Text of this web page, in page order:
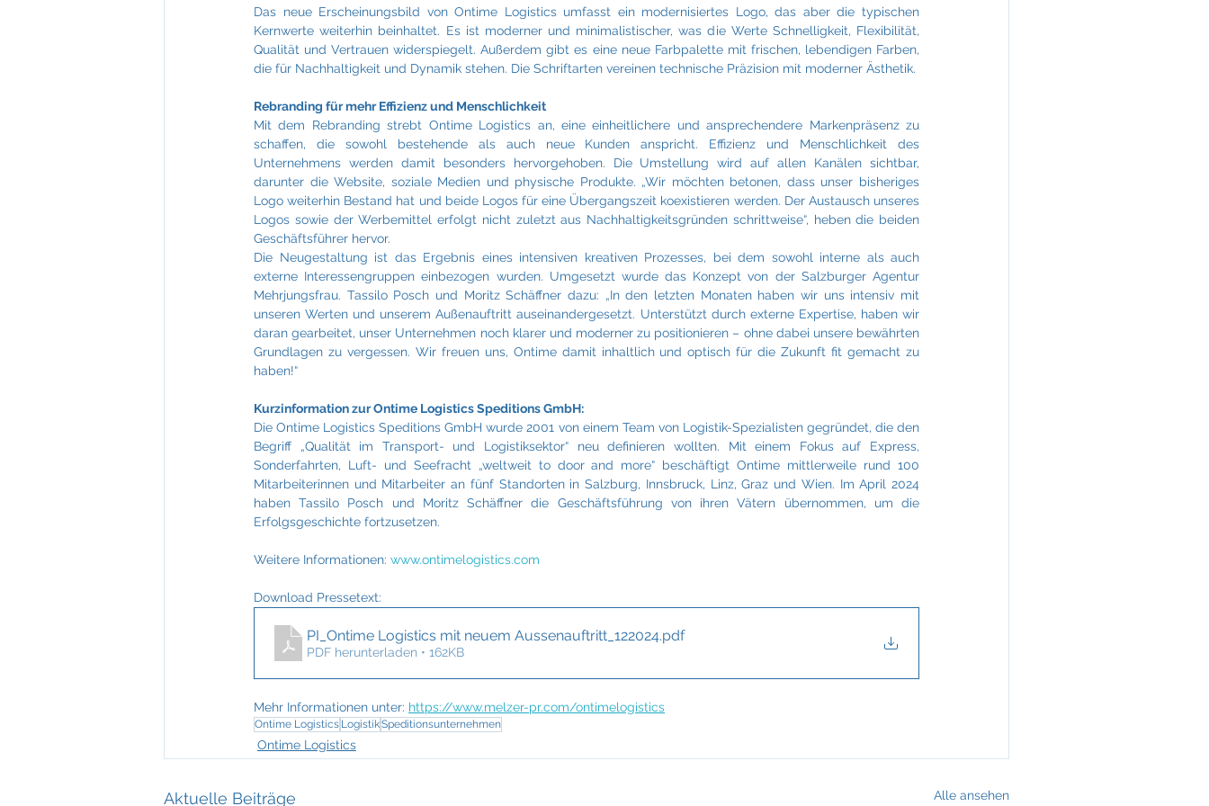
Das neue Erscheinungsbild von Ontime Logistics umfasst ein modernisiertes Logo, das aber die typischen
Kernwerte weiterhin beinhaltet. Es ist moderner und minimalistischer, was die Werte Schnelligkeit, Flexibilität,
Qualität und Vertrauen widerspiegelt. Außerdem gibt es eine neue Farbpalette mit frischen, lebendigen Farben,
die für Nachhaltigkeit und Dynamik stehen. Die Schriftarten vereinen technische Präzision mit moderner Ästhetik.
Rebranding für mehr Effizienz und Menschlichkeit
Mit dem Rebranding strebt Ontime Logistics an, eine einheitlichere und ansprechendere Markenpräsenz zu
schaffen, die sowohl bestehende als auch neue Kunden anspricht. Effizienz und Menschlichkeit des
Unternehmens werden damit besonders hervorgehoben. Die Umstellung wird auf allen Kanälen sichtbar,
darunter die Website, soziale Medien und physische Produkte. „Wir möchten betonen, dass unser bisheriges
Logo weiterhin Bestand hat und beide Logos für eine Übergangszeit koexistieren werden. Der Austausch unseres
Logos sowie der Werbemittel erfolgt nicht zuletzt aus Nachhaltigkeitsgründen schrittweise“, heben die beiden
Geschäftsführer hervor.
Die Neugestaltung ist das Ergebnis eines intensiven kreativen Prozesses, bei dem sowohl interne als auch
externe Interessengruppen einbezogen wurden. Umgesetzt wurde das Konzept von der Salzburger Agentur
Mehrjungsfrau. Tassilo Posch und Moritz Schäffner dazu: „In den letzten Monaten haben wir uns intensiv mit
unseren Werten und unserem Außenauftritt auseinandergesetzt. Unterstützt durch externe Expertise, haben wir
daran gearbeitet, unser Unternehmen noch klarer und moderner zu positionieren – ohne dabei unsere bewährten
Grundlagen zu vergessen. Wir freuen uns, Ontime damit inhaltlich und optisch für die Zukunft fit gemacht zu
haben!“
Kurzinformation zur Ontime Logistics Speditions GmbH:
Die Ontime Logistics Speditions GmbH wurde 2001 von einem Team von Logistik-Spezialisten gegründet, die den
Begriff „Qualität im Transport- und Logistiksektor“ neu definieren wollten. Mit einem Fokus auf Express,
Sonderfahrten, Luft- und Seefracht „weltweit to door and more“ beschäftigt Ontime mittlerweile rund 100
Mitarbeiterinnen und Mitarbeiter an fünf Standorten in Salzburg, Innsbruck, Linz, Graz und Wien. Im April 2024
haben Tassilo Posch und Moritz Schäffner die Geschäftsführung von ihren Vätern übernommen, um die
Erfolgsgeschichte fortzusetzen.
Weitere Informationen: www.ontimelogistics.com
Download Pressetext:
PI_Ontime Logistics mit neuem Aussenauftritt_122024.pdf
PDF herunterladen • 162KB
Mehr Informationen unter: https://www.melzer-pr.com/ontimelogistics
Ontime Logistics LogistikSpeditionsunternehmen
Ontime Logistics
Aktuelle Beiträge Alle ansehen